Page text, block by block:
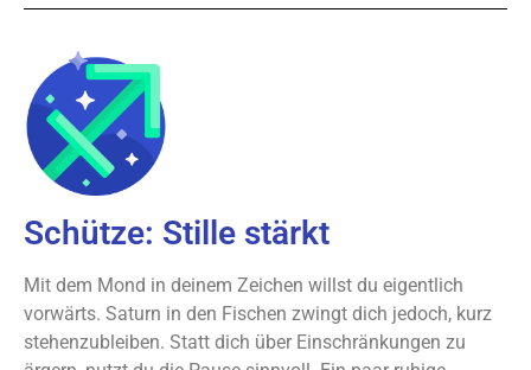
Schütze: Stille stärkt
Mit dem Mond in deinem Zeichen willst du eigentlich
vorwärts. Saturn in den Fischen zwingt dich jedoch, kurz
stehenzubleiben. Statt dich über Einschränkungen zu